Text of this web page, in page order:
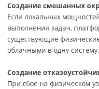
Создание смешанных
Если локальных
выполнения задач,
существующие
облачными в одну систему.
Создание
При сбое на физическом